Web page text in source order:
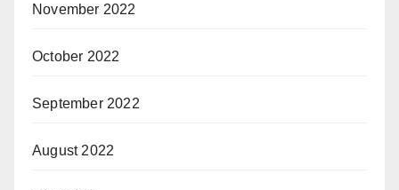
November 2022
October 2022
September 2022
August 2022